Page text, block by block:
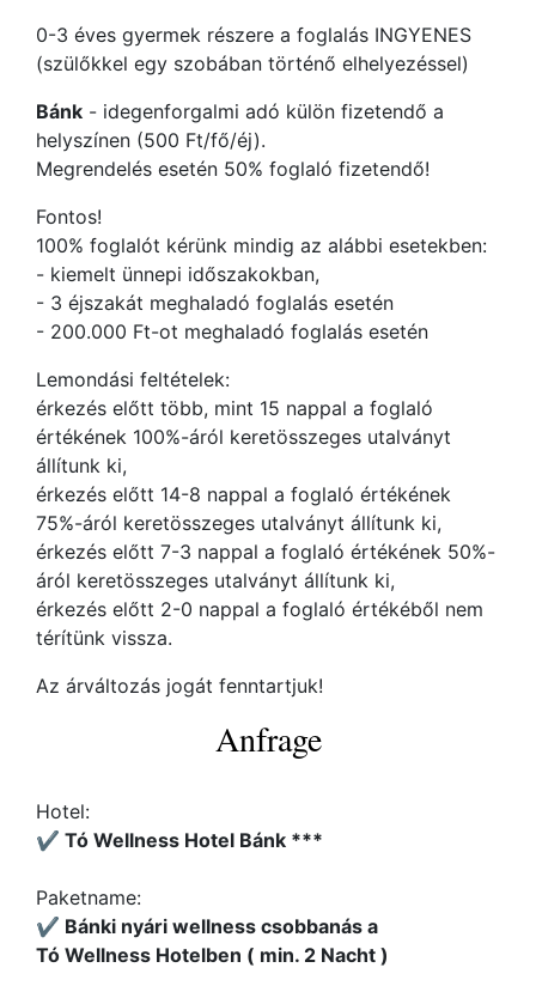
0-3 éves gyermek részere a foglalás INGYENES
(szülőkkel egy szobában történő elhelyezéssel)
Bánk - idegenforgalmi adó külön fizetendő a
helyszínen (500 Ft/fő/éj).
Megrendelés esetén 50% foglaló fizetendő!
Fontos!
100% foglalót kérünk mindig az alábbi esetekben:
- kiemelt ünnepi időszakokban,
- 3 éjszakát meghaladó foglalás esetén
- 200.000 Ft-ot meghaladó foglalás esetén
Lemondási feltételek:
érkezés előtt több, mint 15 nappal a foglaló
értékének 100%-áról keretösszeges utalványt
állítunk ki,
érkezés előtt 14-8 nappal a foglaló értékének
75%-áról keretösszeges utalványt állítunk ki,
érkezés előtt 7-3 nappal a foglaló értékének 50%-
áról keretösszeges utalványt állítunk ki,
érkezés előtt 2-0 nappal a foglaló értékéből nem
térítünk vissza.
Az árváltozás jogát fenntartjuk!
Anfrage
Hotel:
✔️ Tó Wellness Hotel Bánk ***
Paketname:
✔️ Bánki nyári wellness csobbanás a
Tó Wellness Hotelben ( min. 2 Nacht )